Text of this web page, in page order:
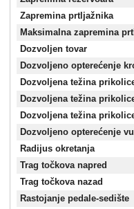
Zapremina prtljažnika
Maksimalna zapremina
Dozvoljen tovar
Dozvoljeno opterećenje
Dozvoljena težina
Dozvoljena težina
Dozvoljena težina
Dozvoljeno opterećenje
Radijus okretanja
Trag točkova napred
Trag točkova nazad
Rastojanje pedale-sedište